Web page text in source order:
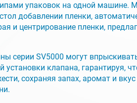
упаковок на одной машине.
добавлении пленки,
и центрирование пленки,
серии SV5000 могут
установки клапана, гарантируя,
сохраняя запах, аромат и